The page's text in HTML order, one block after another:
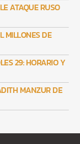
ATAQUE RUSO
MILLONES DE
29: HORARIO Y
MANZUR DE